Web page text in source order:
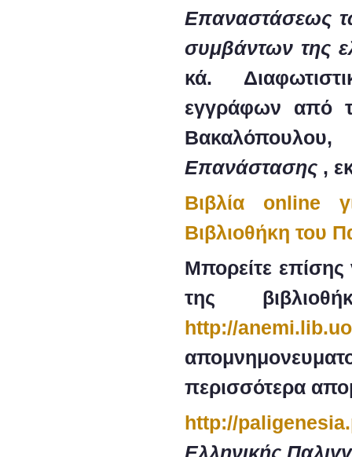
Επαναστάσεως
συμβάντων της
κά.
εγγράφων από
Βακαλόπουλου
Επανάστασης ,
Βιβλία online
Βιβλιοθήκη του
Μπορείτε επίσης
της
http://
περισσότερα
http://
Ελληνικής